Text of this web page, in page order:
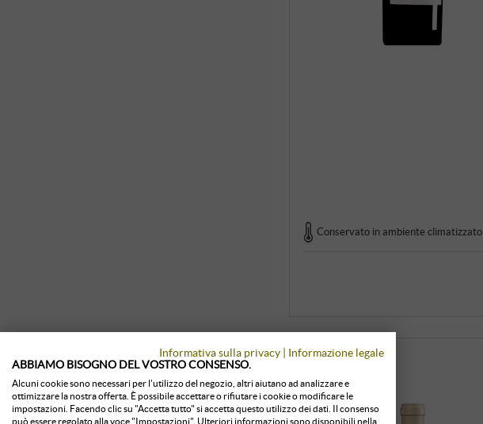
Conservato in ambiente climatizzato
Informativa sulla privacy | Informazione legale
ABBIAMO BISOGNO DEL VOSTRO CONSENSO.
Alcuni cookie sono necessari per l'utilizzo del negozio, altri aiutano ad analizzare e
ottimizzare la nostra offerta. È possibile accettare o rifiutare i cookie o modificare le
impostazioni. Facendo clic su "Accetta tutto" si accetta questo utilizzo dei dati. Il consenso
può essere regolato alla voce "Impostazioni". Ulteriori informazioni sono disponibili nella